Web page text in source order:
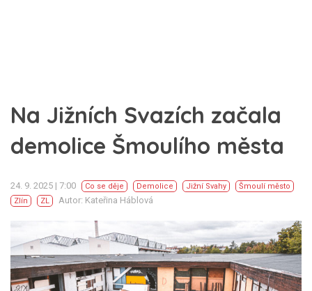
Na Jižních Svazích začala
demolice Šmoulího města
24. 9. 2025 | 7:00 Co se děje Demolice Jižní Svahy
Šmoulí město
Zlín
ZL Autor: Kateřina Háblová